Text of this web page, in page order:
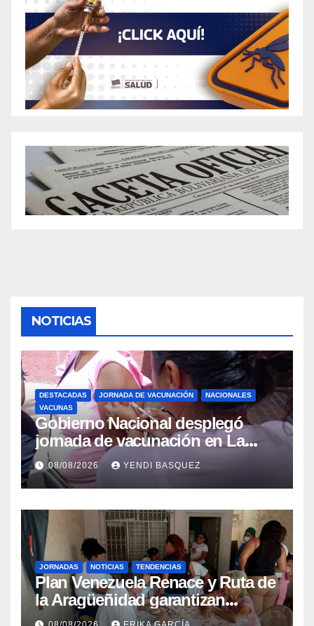
NOTICIAS
DESTACADAS JORNADA DE VACUNACIÓN
NACIONALES
VACUNAS
Gobierno Nacional desplegó
jornada de vacunación en La
Guaira para garantizar protección
epidemiológica
08/08/2026 YENDI BASQUEZ
JORNADAS NOTICIAS TENDENCIAS
Plan Venezuela Renace y Ruta de
la Aragüeñidad garantizan
atención médica integral en